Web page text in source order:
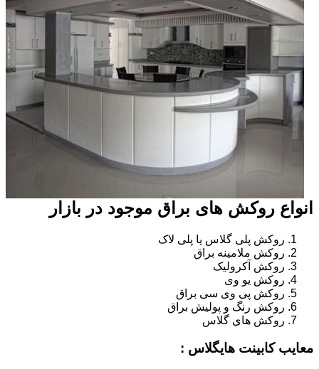
انواع روکش های براق موجود در بازار
روکش پلی گلاس یا پلی لاک
روکش ملامینه براق
روکش آکرولیک
روکش یو وی
روکش پی وی سی براق
روکش رنگ و پولیش براق
روکش های گلاس
معایب کابینت هایگلاس :